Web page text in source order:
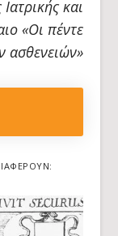
και
«Οι πέντε
ασθενειών»